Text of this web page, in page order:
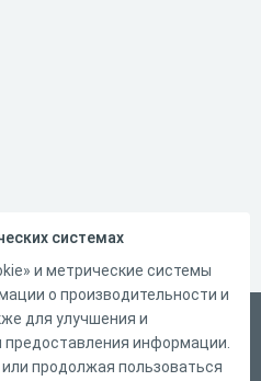
системах
и метрические системы
о производительности и
для улучшения и
информации.
продолжая пользоваться